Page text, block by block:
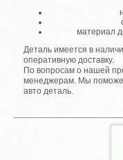
материал
Деталь имеется в
оперативную доставку.
По вопросам о нашей
менеджерам. Мы
авто деталь.